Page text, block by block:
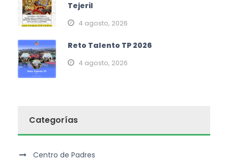
Tejeril
4 agosto, 2026
Reto Talento TP 2026
4 agosto, 2026
Categorías
Centro de Padres